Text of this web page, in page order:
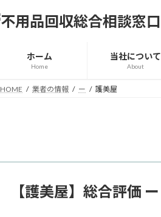
ホーム
Home
当社について
About
HOME 業者の情報 ー 護美屋
【護美屋】総合評価 ー